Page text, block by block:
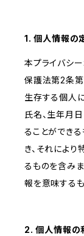
1. 個人情報の
本プライバシ
保護法第2条第
生存する個人
氏名、生年月
ることができ
き、それによ
るものを含み
報を意味するも
2. 個人情報の